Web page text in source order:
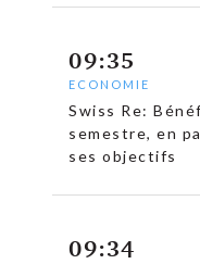
09:35
ECONOMIE
Swiss Re:
semestre, en
ses objectifs
09:34